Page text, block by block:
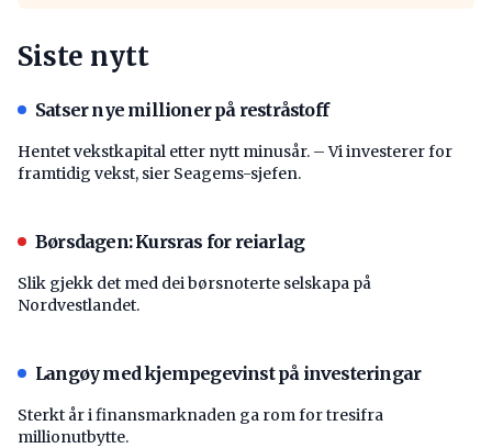
Siste nytt
Satser nye millioner på restråstoff
Hentet vekstkapital etter nytt minusår. – Vi investerer for
framtidig vekst, sier Seagems-sjefen.
Børsdagen: Kursras for reiarlag
Slik gjekk det med dei børsnoterte selskapa på
Nordvestlandet.
Langøy med kjempegevinst på investeringar
Sterkt år i finansmarknaden ga rom for tresifra
millionutbytte.